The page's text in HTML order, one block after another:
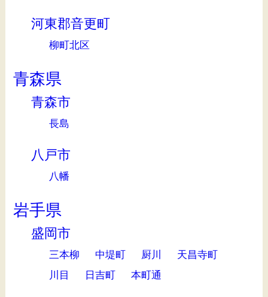
河東郡音更町
柳町北区
青森県
青森市
長島
八戸市
八幡
岩手県
盛岡市
三本柳 中堤町 厨川
天昌寺町
川目
日吉町 本町通